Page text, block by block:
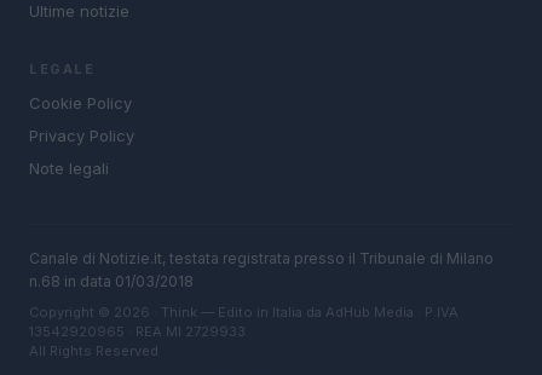
Ultime notizie
LEGALE
Cookie Policy
Privacy Policy
Note legali
Canale di Notizie.it, testata registrata presso il Tribunale di Milano
n.68 in data 01/03/2018
Copyright © 2026 · Think — Edito in Italia da AdHub Media · P.IVA
13542920965 · REA MI 2729933
All Rights Reserved